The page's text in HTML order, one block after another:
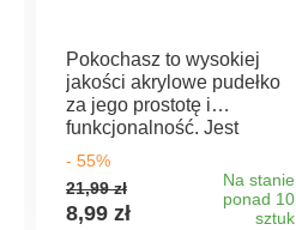
Pokochasz to wysokiej
jakości akrylowe pudełko
za jego prostotę i
funkcjonalność. Jest
praktyczne i nadaje się nie
tylko do żywności, ale
także do przechowywania
różnych drobnych
- 55%
21,99 zł
8,99 zł
Na stanie
ponad 10
sztuk